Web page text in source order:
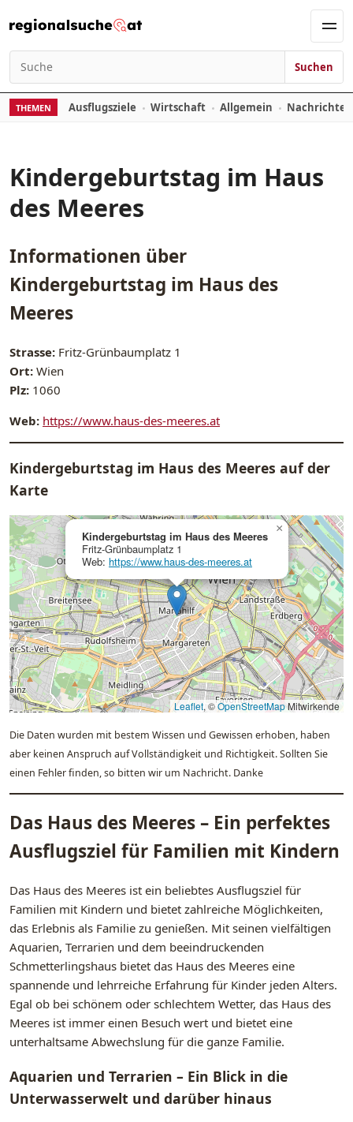
Suchen nach:
Suchen
THEMEN Ausflugsziele Wirtschaft Allgemein
Kindergeburtstag im Haus
des Meeres
Informationen über
Kindergeburtstag im Haus des
Meeres
Strasse: Fritz-Grünbaumplatz 1
Ort: Wien
Plz: 1060
Web: https://www.haus-des-meeres.at
Kindergeburtstag im Haus des Meeres auf der
Karte
Kindergeburtstag im Haus des Meeres
Fritz-Grünbaumplatz 1
Web: https://www.haus-des-meeres.at
×
Leaflet, ©OpenStreetMapMitwirkende
Die Daten wurden mit bestem Wissen und Gewissen erhoben, haben
aber keinen Anspruch auf Vollständigkeit und Richtigkeit. Sollten Sie
einen Fehler finden, so bitten wir um Nachricht. Danke
Das Haus des Meeres – Ein perfektes
Ausflugsziel für Familien mit Kindern
Das Haus des Meeres ist ein beliebtes Ausflugsziel für
Familien mit Kindern und bietet zahlreiche Möglichkeiten,
das Erlebnis als Familie zu genießen. Mit seinen vielfältigen
Aquarien, Terrarien und dem beeindruckenden
Schmetterlingshaus bietet das Haus des Meeres eine
spannende und lehrreiche Erfahrung für Kinder jeden Alters.
Egal ob bei schönem oder schlechtem Wetter, das Haus des
Meeres ist immer einen Besuch wert und bietet eine
unterhaltsame Abwechslung für die ganze Familie.
Aquarien und Terrarien – Ein Blick in die
Unterwasserwelt und darüber hinaus